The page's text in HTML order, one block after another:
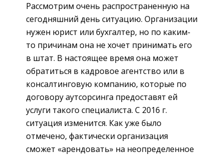
Рассмотрим очень распространенную на
сегодняшний день ситуацию. Организации
нужен юрист или бухгалтер, но по каким-
то причинам она не хочет принимать его
в штат. В настоящее время она может
обратиться в кадровое агентство или в
консалтинговую компанию, которые по
договору аутсорсинга предоставят ей
услуги такого специалиста. С 2016 г.
ситуация изменится. Как уже было
отмечено, фактически организация
сможет «арендовать» на неопределенное